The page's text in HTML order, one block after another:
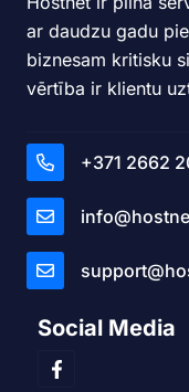
ar daudzu gadu
biznesam kritisku
vērtība ir klientu
+371 2662
Social Media